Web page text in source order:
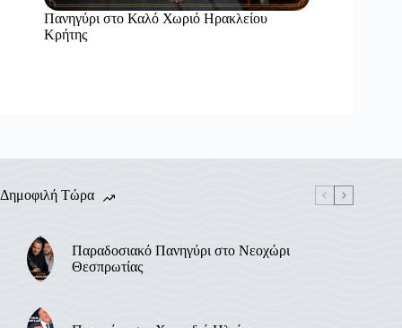
Πανηγύρι στο Καλό Χωριό Ηρακλείου
Κρήτης
Δημοφιλή Τώρα
Παραδοσιακό Πανηγύρι στο Νεοχώρι
Θεσπρωτίας